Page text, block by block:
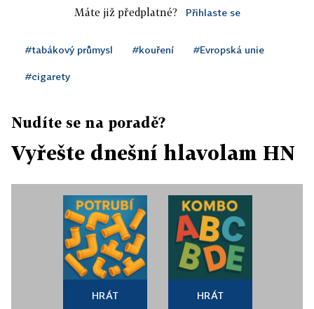
Máte již předplatné? Přihlaste se
#tabákový průmysl #kouření #Evropská unie
#cigarety
Nudíte se na poradě?
Vyřešte dnešní hlavolam HN
HRÁT HRÁT